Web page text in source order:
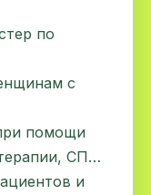
по
с
помощи
СПА,
и